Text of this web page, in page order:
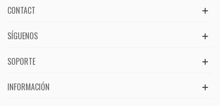
CONTACT
SÍGUENOS
SOPORTE
INFORMACIÓN